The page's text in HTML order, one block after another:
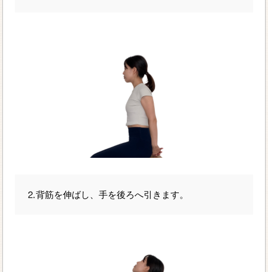
⒉背筋を伸ばし、手を後ろへ引きます。